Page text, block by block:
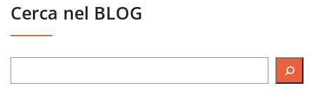
Cerca nel BLOG